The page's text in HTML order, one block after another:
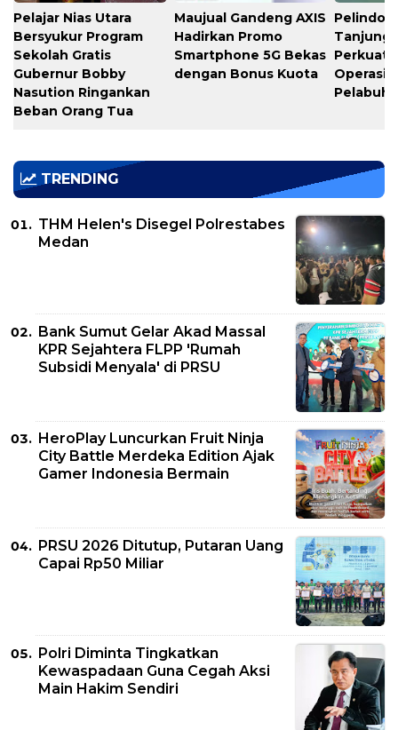
Pelajar Nias Utara
Bersyukur Program
Sekolah Gratis
Gubernur Bobby
Nasution Ringankan
Beban Orang Tua
Maujual Gandeng AXIS
Hadirkan Promo
Smartphone 5G Bekas
dengan Bonus Kuota
Pelindo
Tanjung
Perkuat
TRENDING
THM Helen's Disegel Polrestabes
Medan
Bank Sumut Gelar Akad Massal
KPR Sejahtera FLPP 'Rumah
Subsidi Menyala' di PRSU
HeroPlay Luncurkan Fruit Ninja
City Battle Merdeka Edition Ajak
Gamer Indonesia Bermain
PRSU 2026 Ditutup, Putaran Uang
Capai Rp50 Miliar
Polri Diminta Tingkatkan
Kewaspadaan Guna Cegah Aksi
Main Hakim Sendiri